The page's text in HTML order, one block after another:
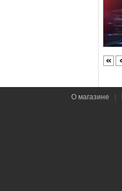
О магазине